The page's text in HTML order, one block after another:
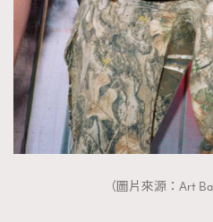
（圖片來源：Art